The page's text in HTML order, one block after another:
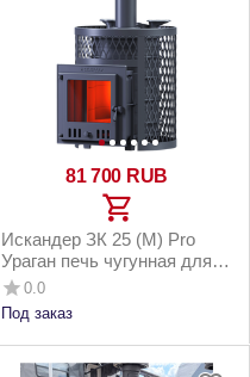
81 700 RUB
Искандер ЗК 25 (M) Pro
Ураган печь чугунная для
бани
0.0
Под заказ